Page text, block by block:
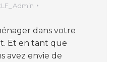
dans votre
Et en tant que
avez envie de